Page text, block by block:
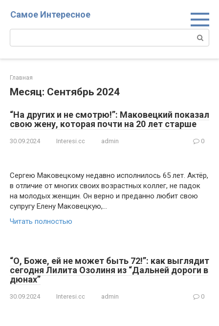
Самое Интересное
Поиск:
Главная
Месяц: Сентябрь 2024
“На других и не смотрю!”: Маковецкий показал
свою жену, которая почти на 20 лет старше
30.09.2024 Interesi.cc admin 0
Сергею Маковецкому недавно исполнилось 65 лет. Актёр,
в отличие от многих своих возрастных коллег, не падок
на молодых женщин. Он верно и преданно любит свою
супругу Елену Маковецкую,…
Читать полностью
“О, Боже, ей не может быть 72!”: как выглядит
сегодня Лилита Озолиня из “Дальней дороги в
дюнах”
30.09.2024 Interesi.cc admin 0